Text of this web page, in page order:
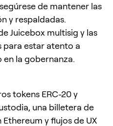
de mantener las
y respaldadas.
Juicebox multisig y las
para estar atento a
la gobernanza.
tokens ERC-20 y
una billetera de
y flujos de UX